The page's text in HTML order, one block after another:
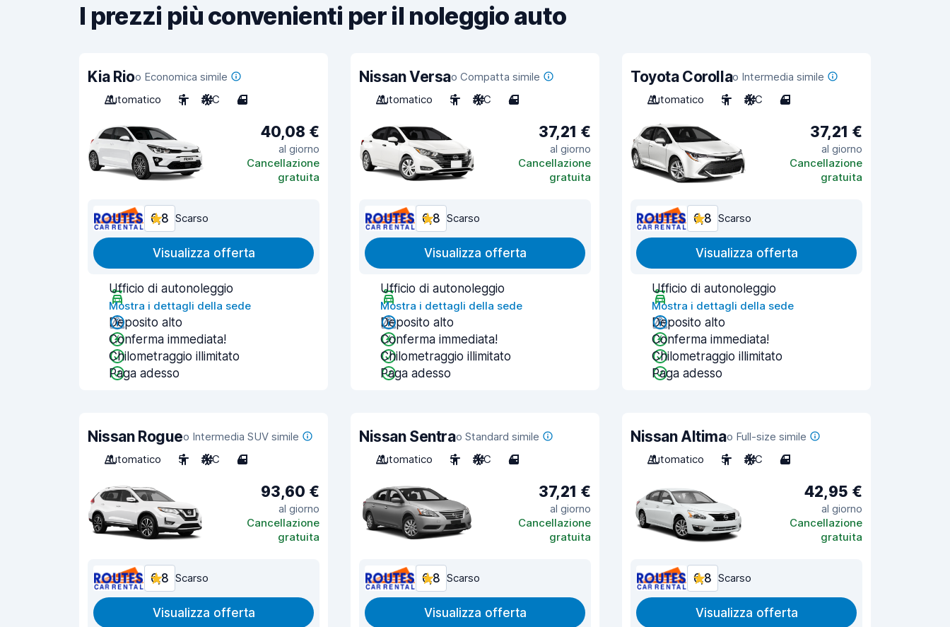
I prezzi più convenienti per il noleggio auto
Kia Rioo Economica simile
Automatico
5 A/C 4
40,08 €
al giorno
Cancellazione
gratuita
6,8 Scarso
Visualizza offerta
Ufficio di autonoleggio
Mostra i dettagli della sede
Deposito alto
Conferma immediata!
Chilometraggio illimitato
Paga adesso
Nissan Versao Compatta simile
Automatico
5 A/C 4
37,21 €
al giorno
Cancellazione
gratuita
6,8 Scarso
Visualizza offerta
Ufficio di autonoleggio
Mostra i dettagli della sede
Deposito alto
Conferma immediata!
Chilometraggio illimitato
Paga adesso
Toyota Corollao Intermedia simile
Automatico
5 A/C 4
37,21 €
al giorno
Cancellazione
gratuita
6,8 Scarso
Visualizza offerta
Ufficio di autonoleggio
Mostra i dettagli della sede
Deposito alto
Conferma immediata!
Chilometraggio illimitato
Paga adesso
Nissan Rogueo Intermedia SUV simile
Automatico
5 A/C 4
93,60 €
al giorno
Cancellazione
gratuita
6,8 Scarso
Visualizza offerta
Nissan Sentrao Standard simile
Automatico
5 A/C 4
37,21 €
al giorno
Cancellazione
gratuita
6,8 Scarso
Visualizza offerta
Nissan Altimao Full-size simile
Automatico
5 A/C 4
42,95 €
al giorno
Cancellazione
gratuita
6,8 Scarso
Visualizza offerta